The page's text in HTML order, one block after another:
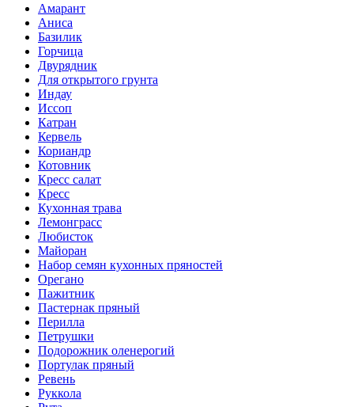
Амарант
Аниса
Базилик
Горчица
Двурядник
Для открытого грунта
Индау
Иссоп
Катран
Кервель
Кориандр
Котовник
Кресс салат
Кресс
Кухонная трава
Лемонграсс
Любисток
Майоран
Набор семян кухонных пряностей
Орегано
Пажитник
Пастернак пряный
Перилла
Петрушки
Подорожник оленерогий
Портулак пряный
Ревень
Руккола